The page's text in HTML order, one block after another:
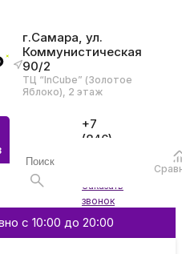
г.Самара, ул.
Коммунистическая
90/2
ТЦ “InCube” (Золотое
Яблоко), 2 этаж
+7
(846)
Заказать
звонок
с 10:00 до 20:00
Аксессуары
и гаджеты